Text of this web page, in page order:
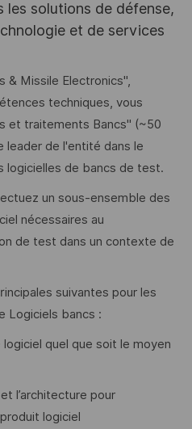
les solutions de défense,
et de services
& Missile Electronics",
techniques, vous
et traitements Bancs" (~50
leader de l'entité dans le
logicielles de bancs de test.
un sous-ensemble des
nécessaires au
de test dans un contexte de
suivantes pour les
Logiciels bancs :
quel que soit le moyen
l’architecture pour
logiciel